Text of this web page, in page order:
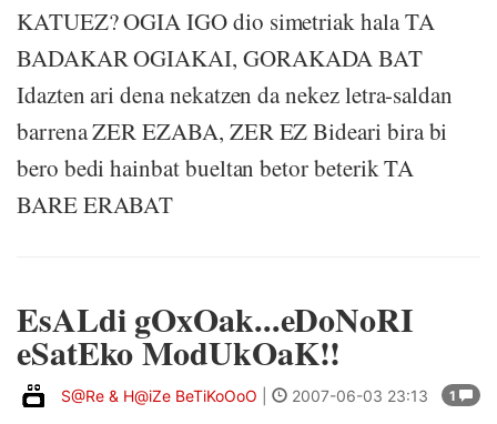
KATUEZ? OGIA IGO dio simetriak hala TA
BADAKAR OGIAKAI, GORAKADA BAT
Idazten ari dena nekatzen da nekez letra-saldan
barrena ZER EZABA, ZER EZ Bideari bira bi
bero bedi hainbat bueltan betor beterik TA
BARE ERABAT
EsALdi gOxOak...eDoNoRI
eSatEko ModUkOaK!!
1
S@Re & H@iZe BeTiKoOoO 2007-06-03 23:13